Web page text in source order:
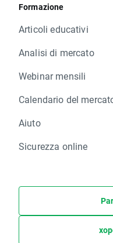
Formazione
Articoli educativi
Analisi di mercato
Webinar mensili
Calendario del
Aiuto
Sicurezza online